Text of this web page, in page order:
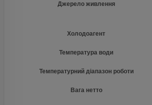
Джерело живлення
Холодоагент
Температура води
Температурний діапазон роботи
Вага нетто